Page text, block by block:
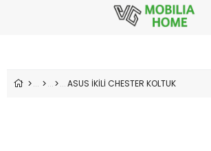
ASUS İKİLİ CHESTER KOLTUK